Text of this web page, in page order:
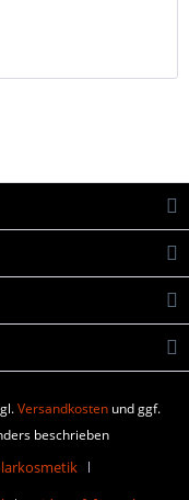
Versandkosten und ggf.
beschrieben